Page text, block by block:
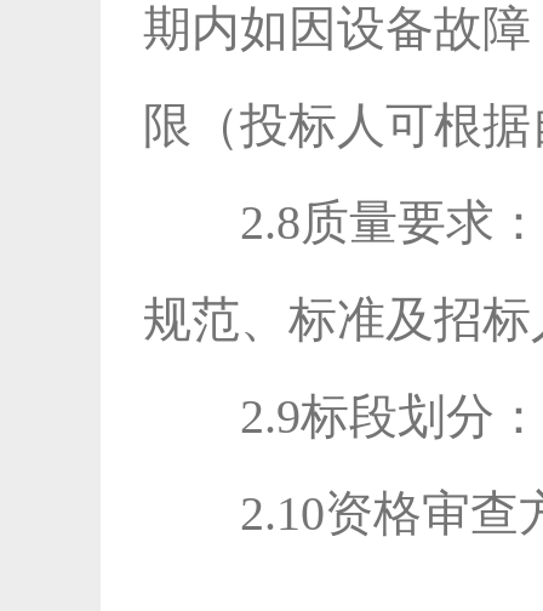
期内如因设备故
限（投标人可根
2.8质量要求
规范、标准及招
2.9标段划分
2.10资格审查